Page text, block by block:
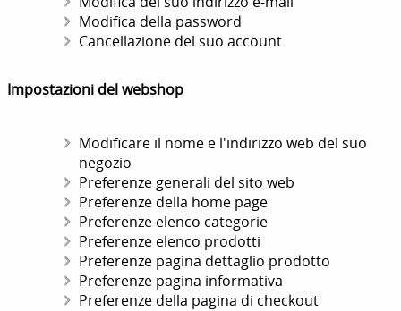
Modifica della password
Cancellazione del suo account
Impostazioni del webshop
Modificare il nome e l'indirizzo web del suo
negozio
Preferenze generali del sito web
Preferenze della home page
Preferenze elenco categorie
Preferenze elenco prodotti
Preferenze pagina dettaglio prodotto
Preferenze pagina informativa
Preferenze della pagina di checkout